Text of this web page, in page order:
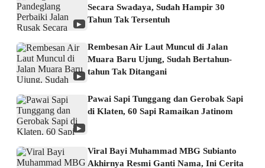
▶
Secara Swadaya, Sudah Hampir 30
Tahun Tak Tersentuh
▶
Rembesan Air Laut Muncul di Jalan
Muara Baru Ujung, Sudah Bertahun-
tahun Tak Ditangani
▶
Pawai Sapi Tunggang dan Gerobak Sapi
di Klaten, 60 Sapi Ramaikan Jatinom
Viral Bayi Muhammad MBG Subianto
Akhirnya Resmi Ganti Nama, Ini Cerita